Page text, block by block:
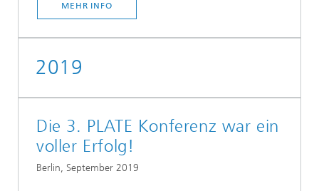
MEHR INFO
2019
Die 3. PLATE Konferenz war ein
voller Erfolg!
Berlin, September 2019